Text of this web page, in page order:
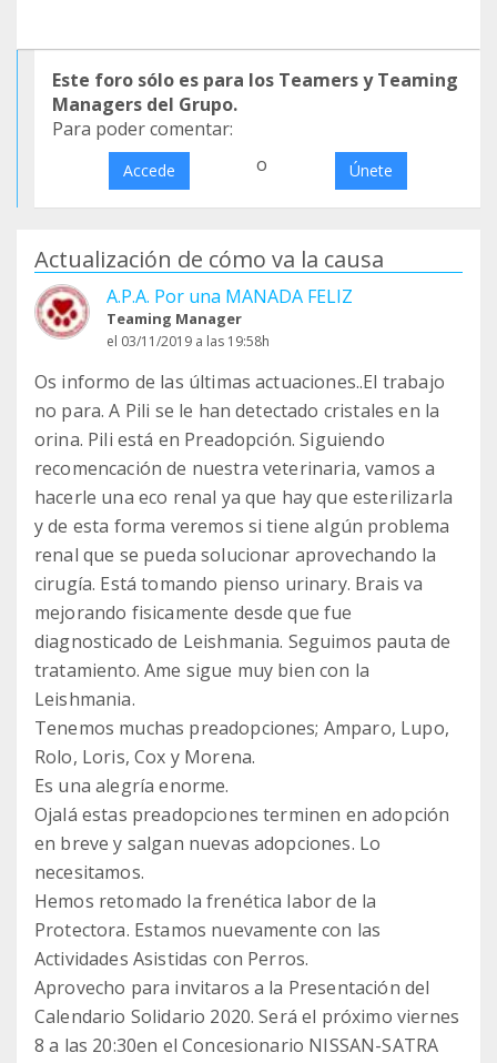
Este foro sólo es para los Teamers y Teaming
Managers del Grupo.
Para poder comentar:
Accede o Únete
Actualización de cómo va la causa
A.P.A. Por una MANADA FELIZ
Teaming Manager
el 03/11/2019 a las 19:58h
Os informo de las últimas actuaciones..El trabajo
no para. A Pili se le han detectado cristales en la
orina. Pili está en Preadopción. Siguiendo
recomencación de nuestra veterinaria, vamos a
hacerle una eco renal ya que hay que esterilizarla
y de esta forma veremos si tiene algún problema
renal que se pueda solucionar aprovechando la
cirugía. Está tomando pienso urinary. Brais va
mejorando fisicamente desde que fue
diagnosticado de Leishmania. Seguimos pauta de
tratamiento. Ame sigue muy bien con la
Leishmania.
Tenemos muchas preadopciones; Amparo, Lupo,
Rolo, Loris, Cox y Morena.
Es una alegría enorme.
Ojalá estas preadopciones terminen en adopción
en breve y salgan nuevas adopciones. Lo
necesitamos.
Hemos retomado la frenética labor de la
Protectora. Estamos nuevamente con las
Actividades Asistidas con Perros.
Aprovecho para invitaros a la Presentación del
Calendario Solidario 2020. Será el próximo viernes
8 a las 20:30en el Concesionario NISSAN-SATRA